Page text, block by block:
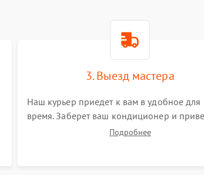
3. Выезд мастера
Наш курьер приедет к вам в удобное для
время. Заберет ваш кондиционер и
склад для диагностики.Подробнее